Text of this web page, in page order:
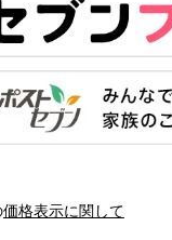
価格表示に関して